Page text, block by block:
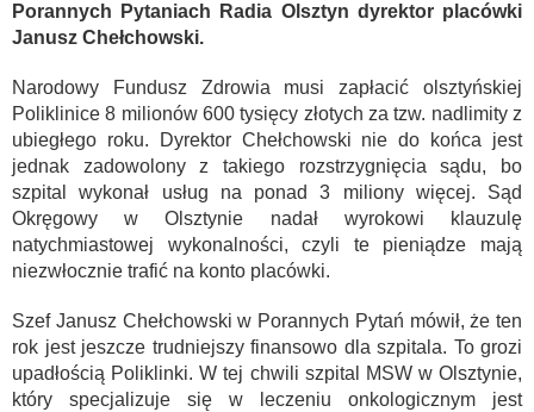
Porannych Pytaniach Radia Olsztyn dyrektor placówki
Janusz Chełchowski.
Narodowy Fundusz Zdrowia musi zapłacić olsztyńskiej
Poliklinice 8 milionów 600 tysięcy złotych za tzw. nadlimity z
ubiegłego roku. Dyrektor Chełchowski nie do końca jest
jednak zadowolony z takiego rozstrzygnięcia sądu, bo
szpital wykonał usług na ponad 3 miliony więcej. Sąd
Okręgowy w Olsztynie nadał wyrokowi klauzulę
natychmiastowej wykonalności, czyli te pieniądze mają
niezwłocznie trafić na konto placówki.
Szef Janusz Chełchowski w Porannych Pytań mówił, że ten
rok jest jeszcze trudniejszy finansowo dla szpitala. To grozi
upadłością Poliklinki. W tej chwili szpital MSW w Olsztynie,
który specjalizuje się w leczeniu onkologicznym jest